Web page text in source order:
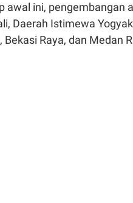
awal ini, pengembangan
Daerah Istimewa
Bekasi Raya, dan Medan